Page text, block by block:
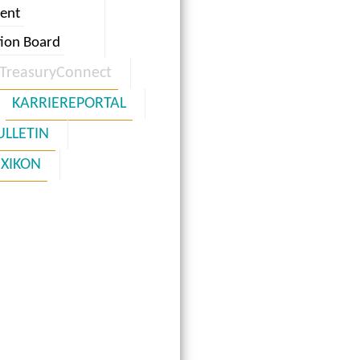
Board
TreasuryConnect
KARRIEREPORTAL